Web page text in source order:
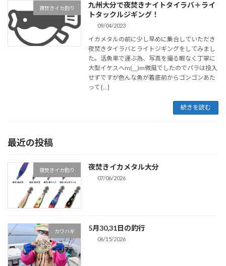
夜焚きイカ釣り
九州大分で夜焚きナイトタイラバ＋ライ
トタックルジギング！
09/04/2023
イカメタルの前に少し早めに集合していただき
夜焚きタイラバとライトジギングをしてみまし
た。活魚車で運ぶ為、写真を撮る暇なく丁寧に
大型イケスへm(__)m微風でしたのでパラは投入
せずですが色んな魚が着底前からゴンゴンあた
って […]
続きを読む
最近の投稿
夜焚きイカ釣り 夜焚きイカメタル大分
07/06/2026
カワハギ 5月30,31日の釣行
06/15/2026